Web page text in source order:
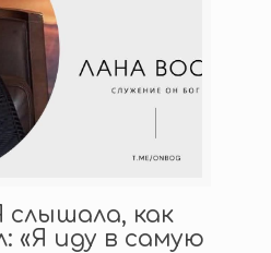
слышала, как
«Я иду в самую